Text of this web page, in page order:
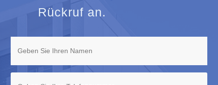
Rückruf an.